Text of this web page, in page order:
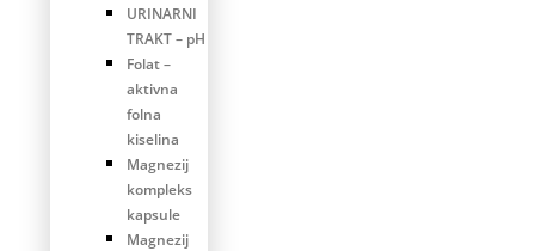
URINARNI
TRAKT – pH
Folat –
aktivna
folna
kiselina
Magnezij
kompleks
kapsule
Magnezij